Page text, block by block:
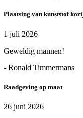
Plaatsing van kunststof
1 juli 2026
Geweldig mannen!
- Ronald Timmermans
Raadgeving op maat
26 juni 2026